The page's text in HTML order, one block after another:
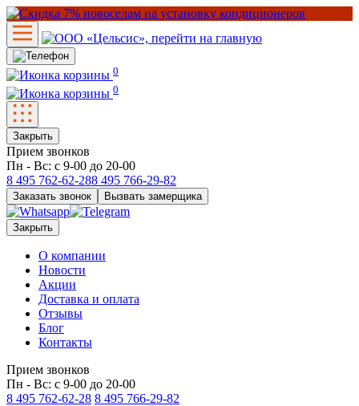
0
0
Закрыть
Прием звонков
Пн - Вс: с 9-00 до 20-00
8 495 762-62-288 495 766-29-82
Заказать звонок Вызвать замерщика
Закрыть
О компании
Новости
Акции
Доставка и оплата
Отзывы
Блог
Контакты
Прием звонков
Пн - Вс: с 9-00 до 20-00
8 495 762-62-28 8 495 766-29-82